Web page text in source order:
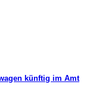
künftig im Amt